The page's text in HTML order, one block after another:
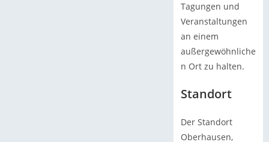
Tagungen und
Veranstaltungen
an einem
außergewöhnliche
n Ort zu halten.
Standort
Der Standort
Oberhausen,